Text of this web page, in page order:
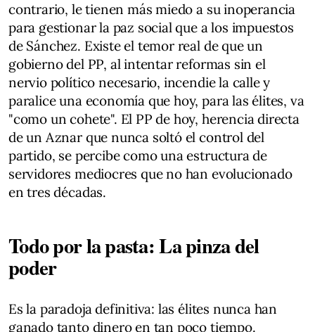
contrario, le tienen más miedo a su inoperancia
para gestionar la paz social que a los impuestos
de Sánchez. Existe el temor real de que un
gobierno del PP, al intentar reformas sin el
nervio político necesario, incendie la calle y
paralice una economía que hoy, para las élites, va
"como un cohete". El PP de hoy, herencia directa
de un Aznar que nunca soltó el control del
partido, se percibe como una estructura de
servidores mediocres que no han evolucionado
en tres décadas.
Todo por la pasta: La pinza del
poder
Es la paradoja definitiva: las élites nunca han
ganado tanto dinero en tan poco tiempo.